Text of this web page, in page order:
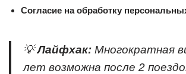
Согласие на обработку
💡Лайфхак: Многократная
лет возможна после 2